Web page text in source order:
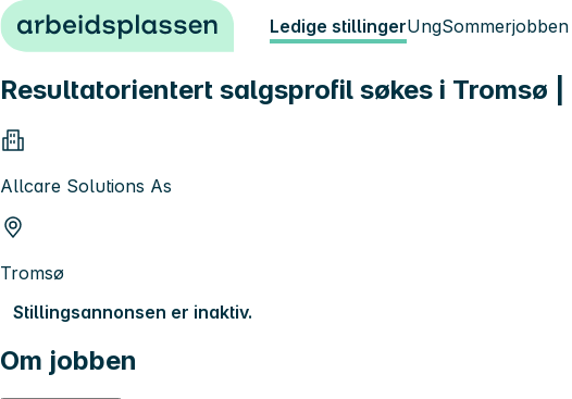
Hopp til innhold Ledige stillingerUngSommerjobben
Resultatorientert salgsprofil søkes i Tromsø
Allcare Solutions As
Tromsø
Stillingsannonsen er inaktiv.
Om jobben